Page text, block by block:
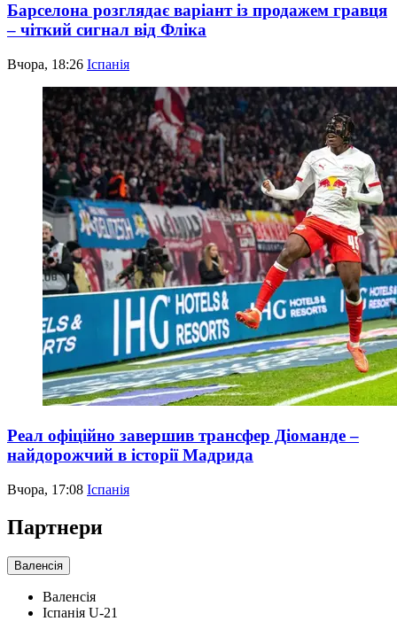
Барселона розглядає варіант із продажем гравця
– чіткий сигнал від Фліка
Вчора, 18:26 Іспанія
Реал офіційно завершив трансфер Діоманде –
найдорожчий в історії Мадрида
Вчора, 17:08 Іспанія
Партнери
Валенсія
Валенсія
Іспанія U-21